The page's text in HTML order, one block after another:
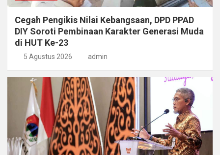
Cegah Pengikis Nilai Kebangsaan, DPD PPAD
DIY Soroti Pembinaan Karakter Generasi Muda
di HUT Ke-23
5 Agustus 2026 admin